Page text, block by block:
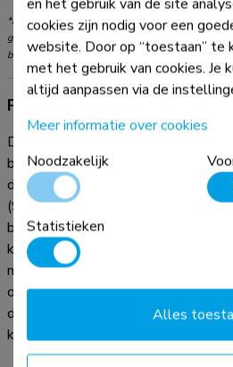
*NB. De vermelde inch-maten zijn slechts een
gewicht en de VESA-maten. Het maximale
beperkingen voor de producten en dienen niet te
Productinformatie
De Neomounts DS70-450BL1
bureausteun voor een flat screen
draagvermogen van 15 kg. Dankzij
(90°), roteer- (360°) en
bureausteun aangepast worden
kijkhoek en kan optimaal worden
mogelijkheden van het scherm.
over gasgeveerde
diepteverstelling (0-51,4 cm) om
kunnen creëren.
cookies zijn nodig voor een
website. Door op “toestaan” te
met het gebruik van cookies. Je
altijd aanpassen via de
Meer informatie over cookies
Noodzakelijk
Statistieken
Alles